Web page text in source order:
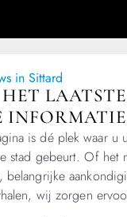
in Sittard
INFORMATIE
is dé plek waar u
stad gebeurt. Of het
belangrijke
wij zorgen